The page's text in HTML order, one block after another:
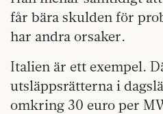
får bära skulden för
har andra orsaker.
Italien är ett exempel.
utsläppsrätterna i
omkring 30 euro per